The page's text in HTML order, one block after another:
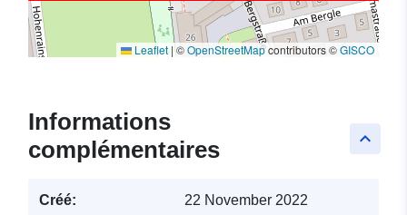
Leaflet | ©OpenStreetMapcontributors ©GISCO
keyboard_arrow_up
Informations
complémentaires
Créé: 22 November 2022